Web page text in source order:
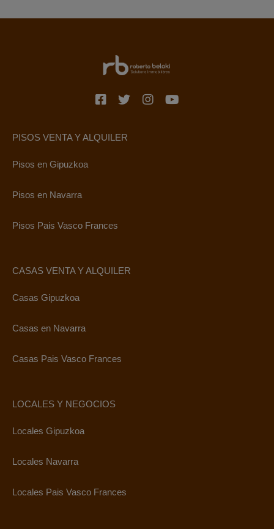
PISOS VENTA Y ALQUILER
Pisos en Gipuzkoa
Pisos en Navarra
Pisos Pais Vasco Frances
CASAS VENTA Y ALQUILER
Casas Gipuzkoa
Casas en Navarra
Casas Pais Vasco Frances
LOCALES Y NEGOCIOS
Locales Gipuzkoa
Locales Navarra
Locales Pais Vasco Frances